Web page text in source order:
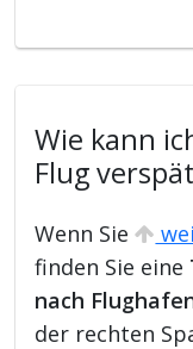
Wie kann
Flug
Wenn Sie
finden Sie eine
nach
der rechten